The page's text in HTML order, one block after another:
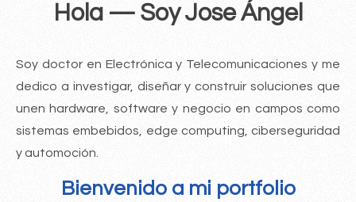
Hola — Soy Jose Ángel
Soy doctor en Electrónica y Telecomunicaciones y me
dedico a investigar, diseñar y construir soluciones que
unen hardware, software y negocio en campos como
sistemas embebidos, edge computing, ciberseguridad
y automoción.
Bienvenido a mi portfolio